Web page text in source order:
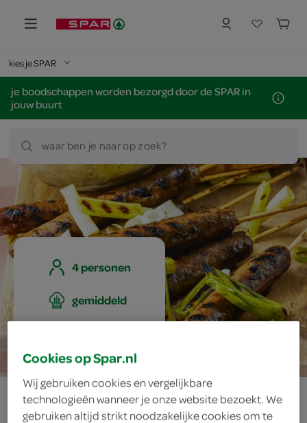
kies je SPAR
je boodschappen worden bezorgd door de SPAR in
jouw buurt
waar ben je naar op zoek?
4 personen
gemiddeld
oosterse
Cookies op Spar.nl
Wij gebruiken cookies en vergelijkbare
technologieën wanneer je onze website bezoekt. We
gebruiken altijd strikt noodzakelijke cookies om te